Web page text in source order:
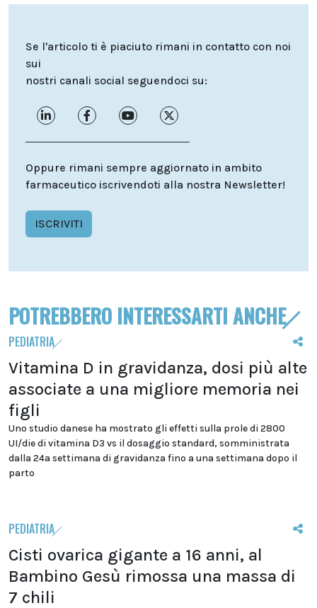
Se l'articolo ti è piaciuto rimani in contatto con noi
sui
nostri canali social seguendoci su:
Oppure rimani sempre aggiornato in ambito
farmaceutico iscrivendoti alla nostra Newsletter!
ISCRIVITI
POTREBBERO INTERESSARTI ANCHE
PEDIATRIA
Vitamina D in gravidanza, dosi più alte
associate a una migliore memoria nei
figli
Uno studio danese ha mostrato gli effetti sulla prole di 2800
UI/die di vitamina D3 vs il dosaggio standard, somministrata
dalla 24a settimana di gravidanza fino a una settimana dopo il
parto
PEDIATRIA
Cisti ovarica gigante a 16 anni, al
Bambino Gesù rimossa una massa di
7 chili